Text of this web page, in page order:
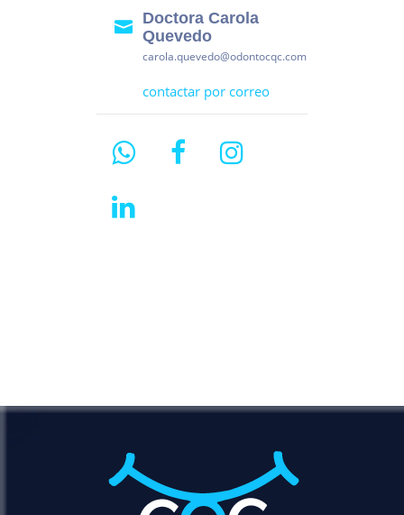
Doctora Carola
Quevedo
carola.quevedo@odontocqc.com
contactar por correo